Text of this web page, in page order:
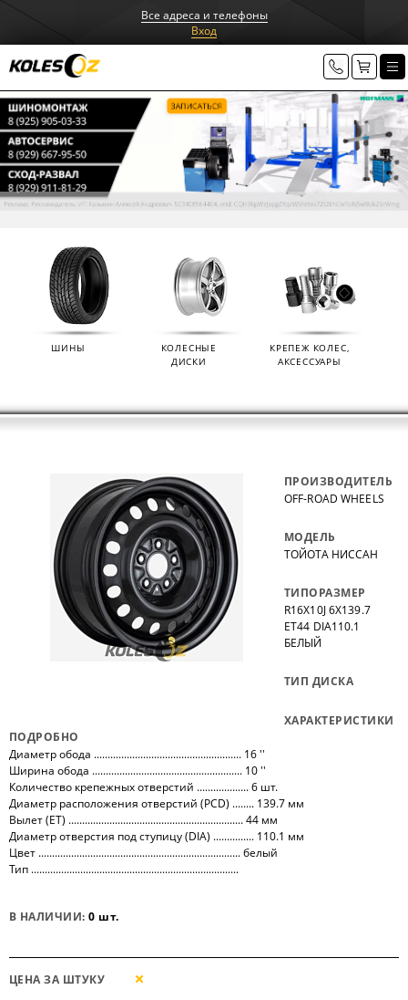
Все адреса и телефоны
Вход
ШИНЫ
КОЛЕСНЫЕ
ДИСКИ
КРЕПЕЖ КОЛЕС,
АКСЕССУАРЫ
ПРОИЗВОДИТЕЛЬ
OFF-ROAD WHEELS
МОДЕЛЬ
ТОЙОТА НИССАН
ТИПОРАЗМЕР
R16X10J 6X139.7
ET44 DIA110.1
БЕЛЫЙ
ТИП ДИСКА
ХАРАКТЕРИСТИКИ
ПОДРОБНО
Диаметр обода ...................................................... 16 ''
Ширина обода ....................................................... 10 ''
Количество крепежных отверстий ................... 6 шт.
Диаметр расположения отверстий (PCD) ........ 139.7 мм
Вылет (ET) ................................................................ 44 мм
Диаметр отверстия под ступицу (DIA) ............... 110.1 мм
Цвет .......................................................................... белый
Тип ............................................................................
В НАЛИЧИИ:0 шт.
ЦЕНА ЗА ШТУКУ